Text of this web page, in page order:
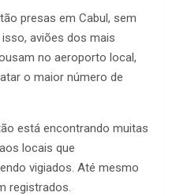
presas em Cabul, sem
aviões dos mais
no aeroporto local,
o maior número de
está encontrando muitas
locais que
vigiados. Até mesmo
registrados.